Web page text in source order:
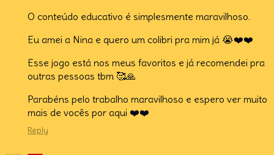
O conteúdo educativo é simplesmente maravilhoso.
Eu amei a Nina e quero um colibri pra mim já 😭❤️❤️
Esse jogo está nos meus favoritos e já recomendei pra
outras pessoas tbm 🥰🙏
Parabéns pelo trabalho maravilhoso e espero ver muito
mais de vocês por aqui ❤️❤️
Reply